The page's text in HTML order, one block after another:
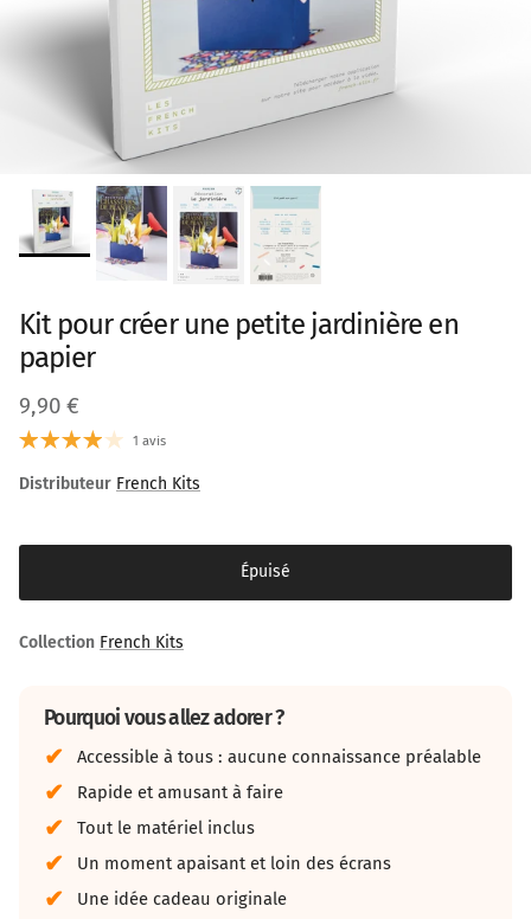
Kit pour créer une petite jardinière en
papier
Prix habituel
9,90 €
1 avis
Distributeur French Kits
Épuisé
Collection French Kits
Pourquoi vous allez adorer ?
Accessible à tous : aucune connaissance préalable
Rapide et amusant à faire
Tout le matériel inclus
Un moment apaisant et loin des écrans
Une idée cadeau originale